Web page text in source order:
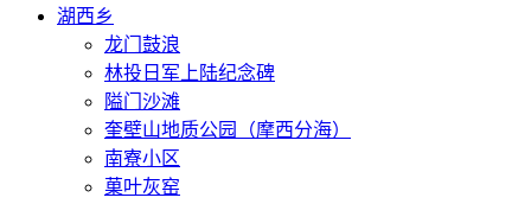
湖西乡
龙门鼓浪
林投日军上陆纪念碑
隘门沙滩
奎壁山地质公园（摩西分海）
南寮小区
菓叶灰窑